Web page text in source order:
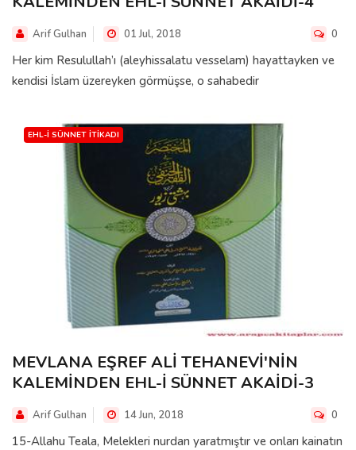
Arif Gulhan 01 Jul, 2018 0
Her kim Resulullah’ı (aleyhissalatu vesselam) hayattayken ve
kendisi İslam üzereyken görmüşse, o sahabedir
EHL-I SÜNNET İTIKADI
MEVLANA EŞREF ALİ TEHANEVİ'NİN
KALEMİNDEN EHL-İ SÜNNET AKAİDİ-3
Arif Gulhan 14 Jun, 2018 0
15-Allahu Teala, Melekleri nurdan yaratmıştır ve onları kainatın